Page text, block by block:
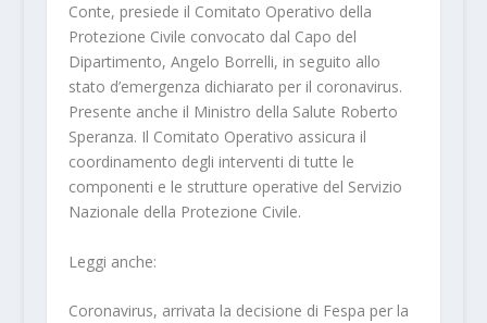
Conte, presiede il Comitato Operativo della
Protezione Civile convocato dal Capo del
Dipartimento, Angelo Borrelli, in seguito allo
stato d’emergenza dichiarato per il coronavirus.
Presente anche il Ministro della Salute Roberto
Speranza. Il Comitato Operativo assicura il
coordinamento degli interventi di tutte le
componenti e le strutture operative del Servizio
Nazionale della Protezione Civile.
Leggi anche:
Coronavirus, arrivata la decisione di Fespa per la